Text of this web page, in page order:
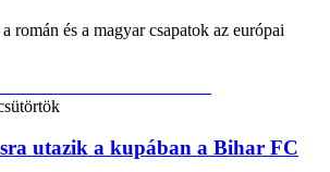
román és a magyar csapatok az európai
utazik a kupában a Bihar FC